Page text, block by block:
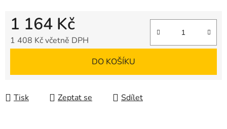
1 164 Kč
1 408 Kč včetně DPH
DO KOŠÍKU
Tisk Zeptat se Sdílet